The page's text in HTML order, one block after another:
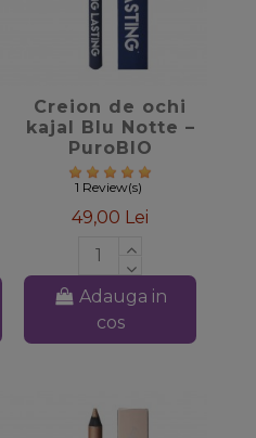
favorite_border
Creion de ochi
kajal Blu Notte –
PuroBIO
1 Review(s)
49,00 Lei
Adauga in
cos